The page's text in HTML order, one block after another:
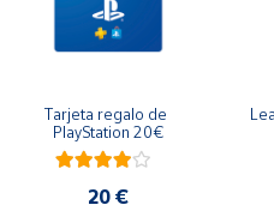
Tarjeta regalo de
PlayStation 20€
20 €